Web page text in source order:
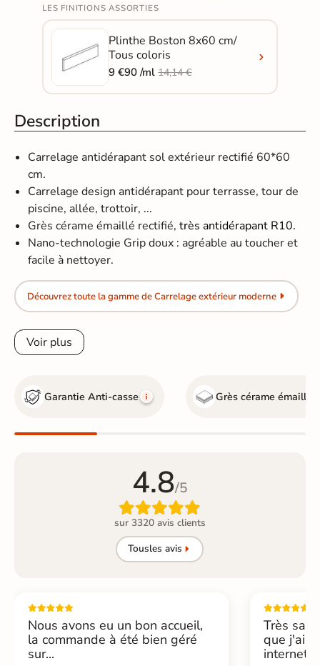
LES FINITIONS ASSORTIES
Plinthe Boston 8x60 cm/
Tous coloris
9 €90 /ml14,14 €
Description
Carrelage antidérapant sol extérieur rectifié 60*60
cm.
Carrelage design antidérapant pour terrasse, tour de
piscine, allée, trottoir, ...
Grès cérame émaillé rectifié,très antidérapant R10.
Nano-technologie Grip doux : agréable au toucher et
facile à nettoyer.
Découvrez toute la gamme de Carrelage extérieur moderne
Voir plus
Garantie Anti-casse Grès cérame émaillé
4.8/5

sur 3320 avis clients
Tousles avis
Nous avons eu un bon accueil,
la commande à été bien géré
sur...
Très
que j'ai
internet....